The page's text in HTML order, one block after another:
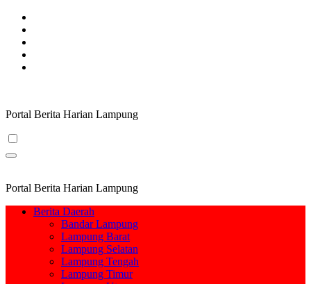
Skip
content
Portal Berita Harian Lampung
Portal Berita Harian Lampung
Berita Daerah
Bandar Lampung
Lampung Barat
Lampung Selatan
Lampung Tengah
Lampung Timur